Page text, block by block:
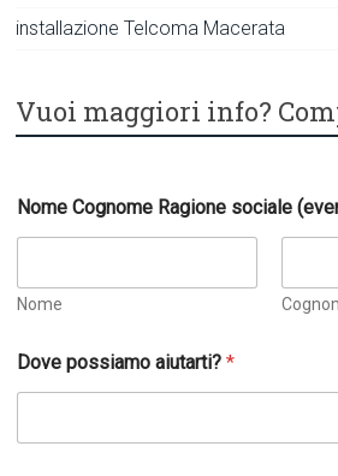
installazione Telcoma Macerata
Vuoi maggiori info?
Nome Cognome Ragione sociale
Nome
Dove possiamo aiutarti?*